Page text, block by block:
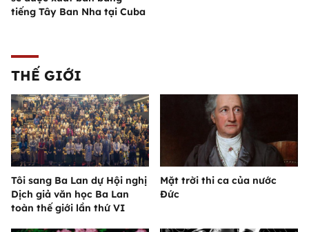
tiếng Tây Ban Nha tại Cuba
THẾ GIỚI
Tôi sang Ba Lan dự Hội nghị
Dịch giả văn học Ba Lan
toàn thế giới lần thứ VI
Mặt trời thi ca của nước
Đức